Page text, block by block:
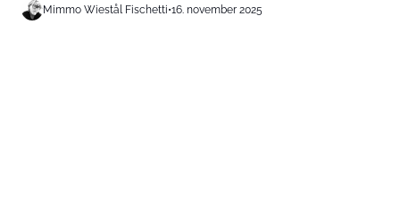
Mimmo Wiestål Fischetti•16. november 2025